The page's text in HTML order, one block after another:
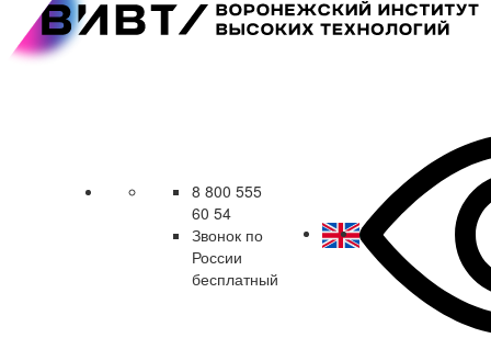
8 800 555
60 54
Звонок по
России
бесплатный